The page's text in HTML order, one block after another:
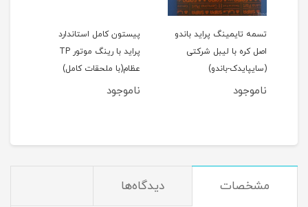
تسمه تایمینگ پراید باندو
اصل کره با لیبل شرکتی
(سایپایدک-باندو)
ناموجود
پیستون کامل استاندارد
پراید با رینگ موتور TP
عظام(با ملحقات کامل)
ناموجود
مشخصات دیدگاه‌ها